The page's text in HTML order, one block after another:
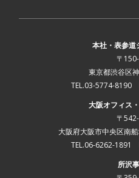
本社・表参道
〒
東京都渋谷区
TEL.03-5774-8190
大阪オフィス
〒
大阪府大阪市中央区南
TEL.06-6262-1891
所沢